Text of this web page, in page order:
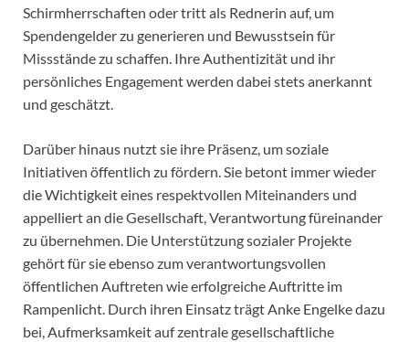
Schirmherrschaften oder tritt als Rednerin auf, um
Spendengelder zu generieren und Bewusstsein für
Missstände zu schaffen. Ihre Authentizität und ihr
persönliches Engagement werden dabei stets anerkannt
und geschätzt.
Darüber hinaus nutzt sie ihre Präsenz, um soziale
Initiativen öffentlich zu fördern. Sie betont immer wieder
die Wichtigkeit eines respektvollen Miteinanders und
appelliert an die Gesellschaft, Verantwortung füreinander
zu übernehmen. Die Unterstützung sozialer Projekte
gehört für sie ebenso zum verantwortungsvollen
öffentlichen Auftreten wie erfolgreiche Auftritte im
Rampenlicht. Durch ihren Einsatz trägt Anke Engelke dazu
bei, Aufmerksamkeit auf zentrale gesellschaftliche